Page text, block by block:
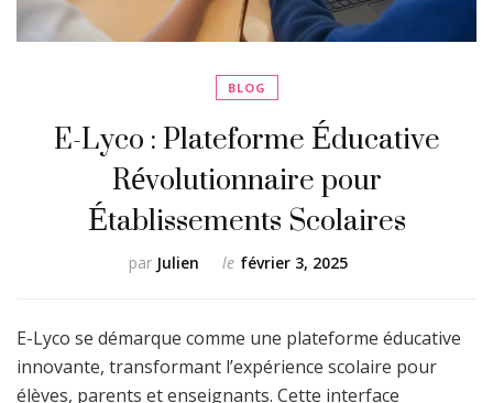
BLOG
E-Lyco : Plateforme Éducative
Révolutionnaire pour
Établissements Scolaires
par Julien le février 3, 2025
E-Lyco se démarque comme une plateforme éducative
innovante, transformant l’expérience scolaire pour
élèves, parents et enseignants. Cette interface